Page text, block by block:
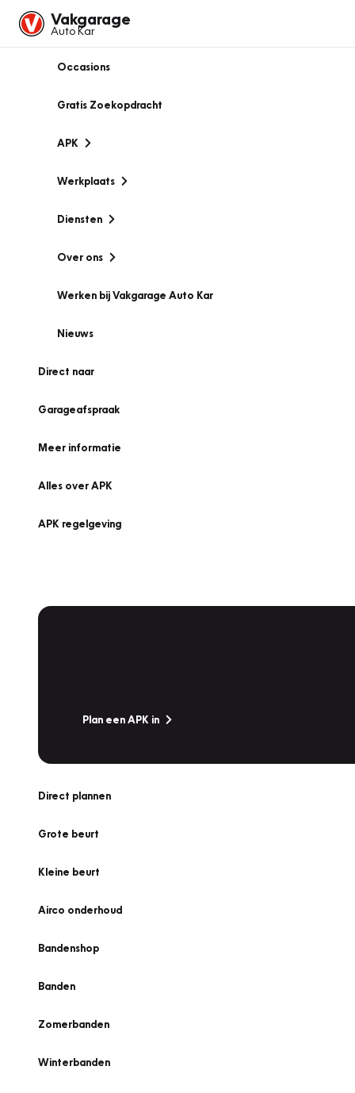
Vakgarage
Auto Kar
Occasions
Gratis Zoekopdracht
APK
Werkplaats
Diensten
Over ons
Werken bij Vakgarage Auto Kar
Nieuws
Direct naar
Garageafspraak
Meer informatie
Alles over APK
APK regelgeving
Plan een APK in
Direct plannen
Grote beurt
Kleine beurt
Airco onderhoud
Bandenshop
Banden
Zomerbanden
Winterbanden